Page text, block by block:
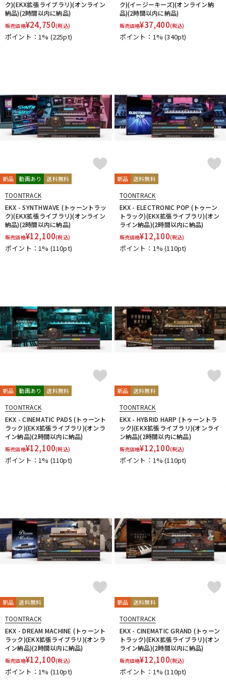
ク)(EKX拡張ライブラリ)(オンライン
納品)(2時間以内に納品)
販売価格¥24,750(税込)
ポイント：1% (225pt)
ク)(イージーキーズ)(オンライン納
品)(2時間以内に納品)
販売価格¥37,400(税込)
ポイント：1%(340pt)
新品 動画あり 送料無料
TOONTRACK
EKX - SYNTHWAVE (トゥーントラッ
ク)(EKX拡張ライブラリ)(オンライン
納品)(2時間以内に納品)
販売価格¥12,100(税込)
ポイント：1% (110pt)
新品 送料無料
TOONTRACK
EKX - ELECTRONIC POP (トゥーン
トラック)(EKX拡張ライブラリ)(オン
ライン納品)(2時間以内に納品)
販売価格¥12,100(税込)
ポイント：1%(110pt)
新品 動画あり 送料無料
TOONTRACK
EKX - CINEMATIC PADS (トゥーント
ラック)(EKX拡張ライブラリ)(オンラ
イン納品)(2時間以内に納品)
販売価格¥12,100(税込)
ポイント：1% (110pt)
新品 送料無料
TOONTRACK
EKX - HYBRID HARP (トゥーントラ
ック)(EKX拡張ライブラリ)(オンライ
ン納品)(2時間以内に納品)
販売価格¥12,100(税込)
ポイント：1%(110pt)
新品 送料無料
TOONTRACK
EKX - DREAM MACHINE (トゥーント
ラック)(EKX拡張ライブラリ)(オンラ
イン納品)(2時間以内に納品)
販売価格¥12,100(税込)
ポイント：1% (110pt)
新品 送料無料
TOONTRACK
EKX - CINEMATIC GRAND (トゥーン
トラック)(EKX拡張ライブラリ)(オン
ライン納品)(2時間以内に納品)
販売価格¥12,100(税込)
ポイント：1%(110pt)